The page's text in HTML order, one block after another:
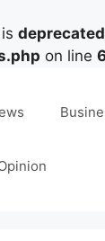
deprecated
on line